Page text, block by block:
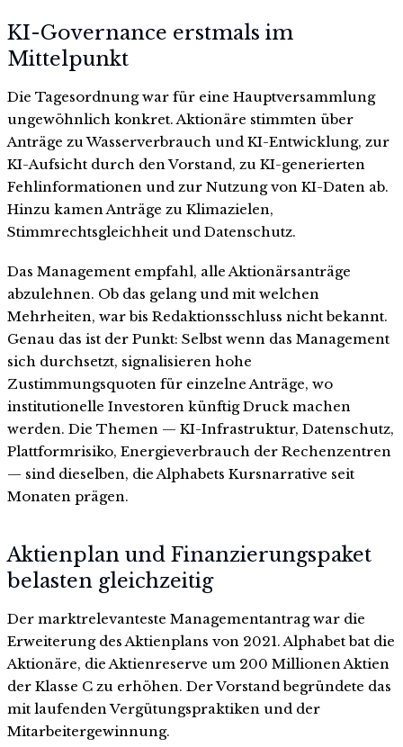
KI-Governance erstmals im
Mittelpunkt
Die Tagesordnung war für eine Hauptversammlung
ungewöhnlich konkret. Aktionäre stimmten über
Anträge zu Wasserverbrauch und KI-Entwicklung, zur
KI-Aufsicht durch den Vorstand, zu KI-generierten
Fehlinformationen und zur Nutzung von KI-Daten ab.
Hinzu kamen Anträge zu Klimazielen,
Stimmrechtsgleichheit und Datenschutz.
Das Management empfahl, alle Aktionärsanträge
abzulehnen. Ob das gelang und mit welchen
Mehrheiten, war bis Redaktionsschluss nicht bekannt.
Genau das ist der Punkt: Selbst wenn das Management
sich durchsetzt, signalisieren hohe
Zustimmungsquoten für einzelne Anträge, wo
institutionelle Investoren künftig Druck machen
werden. Die Themen — KI-Infrastruktur, Datenschutz,
Plattformrisiko, Energieverbrauch der Rechenzentren
— sind dieselben, die Alphabets Kursnarrative seit
Monaten prägen.
Aktienplan und Finanzierungspaket
belasten gleichzeitig
Der marktrelevanteste Managementantrag war die
Erweiterung des Aktienplans von 2021. Alphabet bat die
Aktionäre, die Aktienreserve um 200 Millionen Aktien
der Klasse C zu erhöhen. Der Vorstand begründete das
mit laufenden Vergütungspraktiken und der
Mitarbeitergewinnung.